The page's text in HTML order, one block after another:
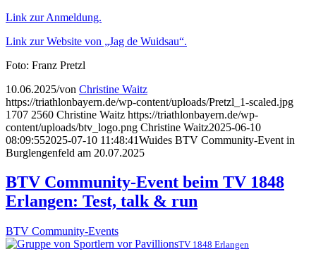
Link zur Anmeldung.
Link zur Website von „Jag de Wuidsau“.
Foto: Franz Pretzl
10.06.2025/von Christine Waitz
https://triathlonbayern.de/wp-content/uploads/Pretzl_1-scaled.jpg
1707 2560 Christine Waitz https://triathlonbayern.de/wp-
content/uploads/btv_logo.png Christine Waitz2025-06-10
08:09:552025-07-10 11:48:41Wuides BTV Community-Event in
Burglengenfeld am 20.07.2025
BTV Community-Event beim TV 1848
Erlangen: Test, talk & run
BTV Community-Events
TV 1848 Erlangen